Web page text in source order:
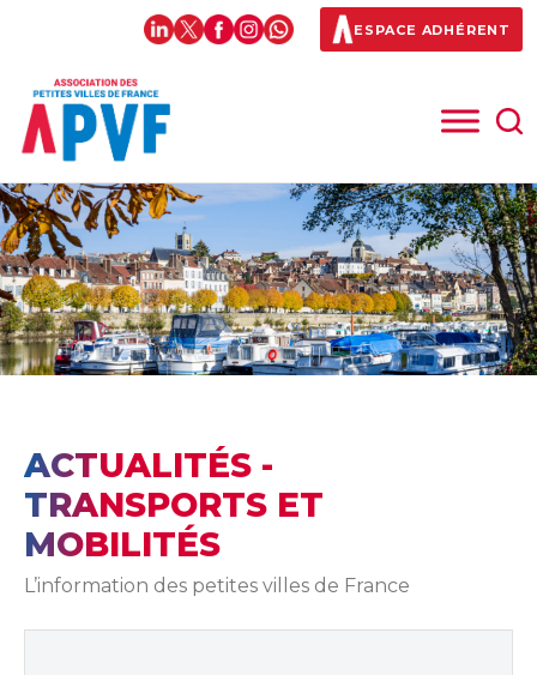
ESPACE ADHÉRENT
ACTUALITÉS -
TRANSPORTS ET
MOBILITÉS
L’information des petites villes de France